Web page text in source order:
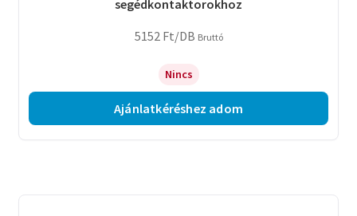
segédkontaktorokhoz
5152 Ft/DB Bruttó
Nincs
Ajánlatkéréshez adom